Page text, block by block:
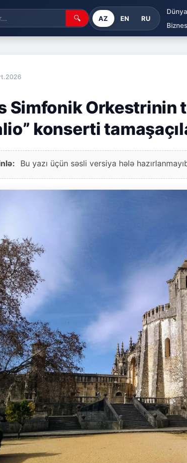
🔍 AZ EN RU
Dünya
Biznes
Simfonik Orkestrinin
konserti
Bu yazı üçün səsli versiya hələ